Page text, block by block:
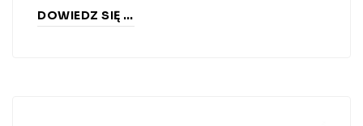
DOWIEDZ SIĘ WIĘCEJ